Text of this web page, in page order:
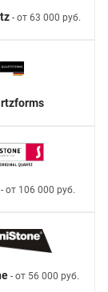
- от 63 000 руб.
от 106 000 руб.
- от 56 000 руб.